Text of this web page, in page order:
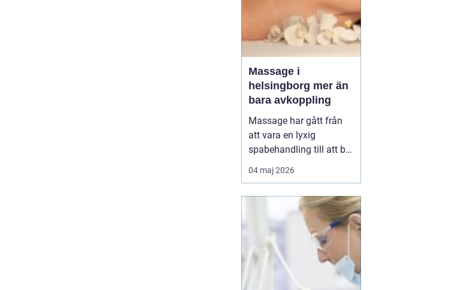
Massage i
helsingborg mer än
bara avkoppling
Massage har gått från
att vara en lyxig
spabehandling till att bli
en självklar del av
mångas vardagliga
visar att regelbunden
beröring kan sänka
stressnivåer, lindra
smärta och förbättra
sömnen. I en stad som
04 maj 2026